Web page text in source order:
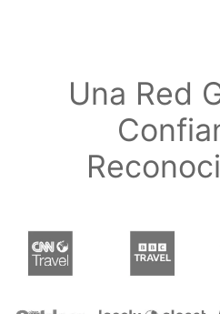
Una Red